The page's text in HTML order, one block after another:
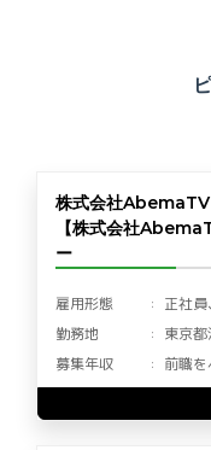
株式会社AbemaTV
【株式会社
ー
雇用形態
正社
勤務地
東京
募集年収
前職